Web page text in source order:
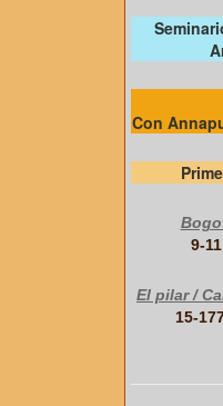
Con
9-
El pilar /
15-